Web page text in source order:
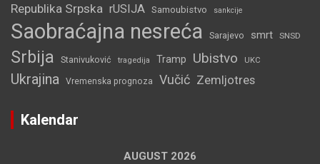
Republika Srpska rUSIJA Samoubistvo sankcije
Saobraćajna nesreća Sarajevo smrt SNSD
Srbija Stanivuković tragedija Tramp Ubistvo UKC
Ukrajina Vremenska prognoza Vučić Zemljotres
Kalendar
AUGUST 2026